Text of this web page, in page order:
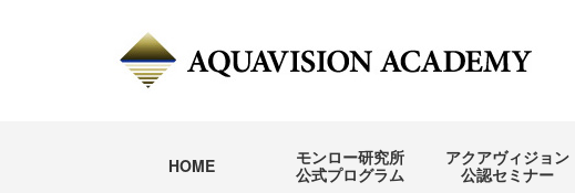
HOME
モンロー研究所
公式プログラム
アクアヴィジョン
公認セミナー